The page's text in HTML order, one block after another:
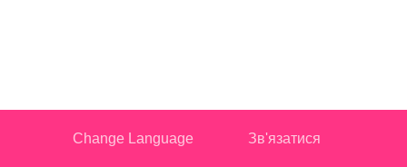
Change Language Зв'язатися